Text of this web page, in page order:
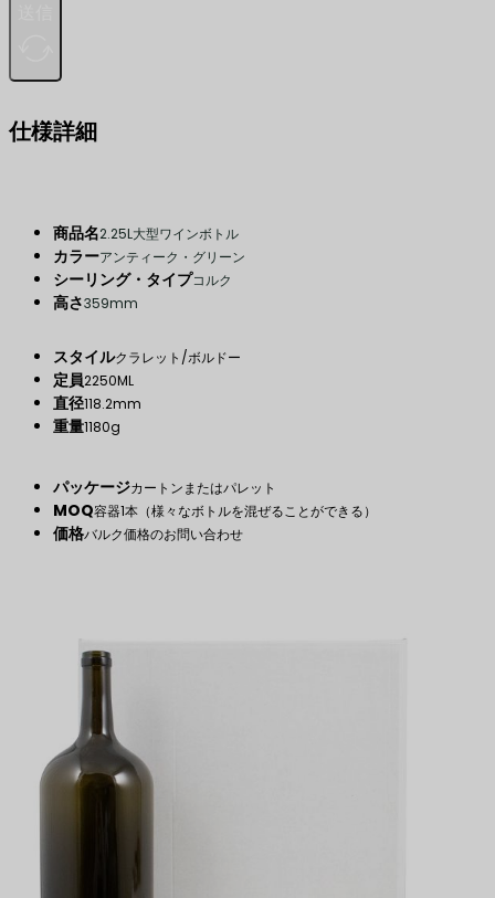
仕様詳細
商品名2.25L大型ワインボトル
カラーアンティーク・グリーン
シーリング・タイプコルク
高さ359mm
スタイルクラレット/ボルドー
定員2250ML
直径118.2mm
重量1180g
パッケージカートンまたはパレット
MOQ容器1本（様々なボトルを混ぜることができる）
価格バルク価格のお問い合わせ